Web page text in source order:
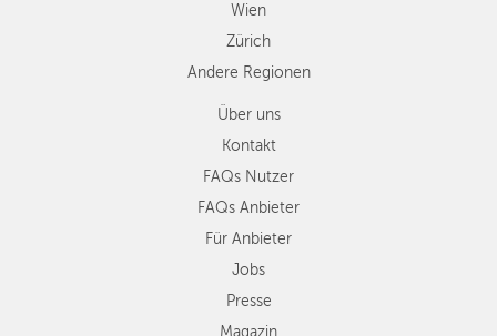
Wien
Zürich
Andere Regionen
Über uns
Kontakt
FAQs Nutzer
FAQs Anbieter
Für Anbieter
Jobs
Presse
Magazin